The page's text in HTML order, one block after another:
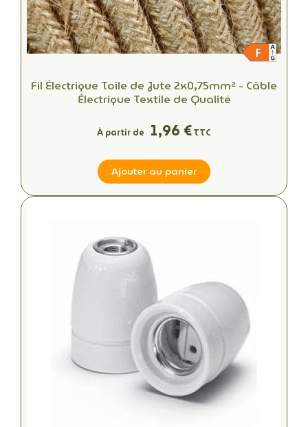
Fil Électrique Toile de Jute 2x0,75mm² - Câble
Électrique Textile de Qualité
À partir de 1,96 €TTC
Ajouter au panier